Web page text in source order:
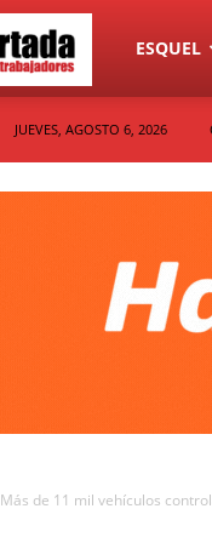
Diario
La
ESQUEL
JUEVES, AGOSTO 6, 2026
Más de 11 mil vehículos